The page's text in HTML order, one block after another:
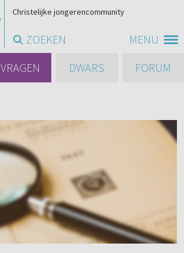
MENU
Christelijke jongerencommunity
ZOEKEN
VRAGEN DWARS FORUM